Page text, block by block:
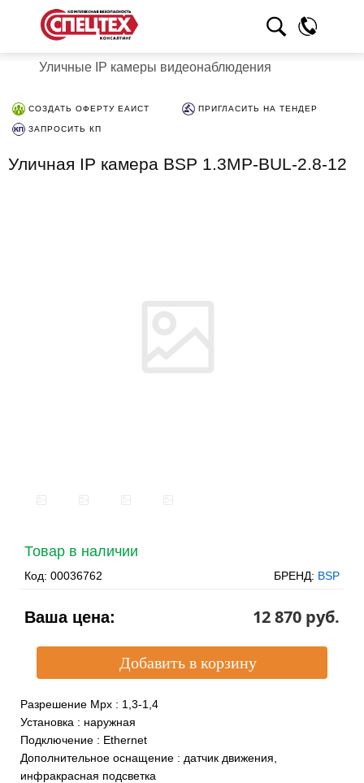
Уличные IP камеры видеонаблюдения
СОЗДАТЬ ОФЕРТУ ЕАИСТ ПРИГЛАСИТЬ НА ТЕНДЕР
ЗАПРОСИТЬ КП
Уличная IP камера BSP 1.3MP-BUL-2.8-12
Товар в наличии
Код: 00036762 БРЕНД: BSP
Ваша цена: 12 870 pуб.
Разрешение Mpx : 1,3-1,4
Установка : наружная
Подключение : Ethernet
Дополнительное оснащение : датчик движения,
инфракрасная подсветка